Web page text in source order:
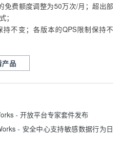
免费额度调整为50万次/月；超出部
；
持不变；各版本的QPS限制保持不
产品
- 开放平台专家套件发布
- 安全中心支持敏感数据行为日